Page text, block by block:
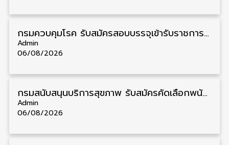
กรมควบคุมโรค รับสมัครสอบบรรจุเข้ารับราชการ วุฒิ ปวส./ป.ตรี 17 อัตรา รับสมัคร 17 สิงหาคม – 4 กันยายน
Admin
06/08/2026
กรมสนับสนุนบริการสุขภาพ รับสมัครคัดเลือกพนักงานราชการ วุฒิ ปวส./ป.ตรี 13 อัตรา รับสมัคร 11 – 20 สิงหาคม
Admin
06/08/2026